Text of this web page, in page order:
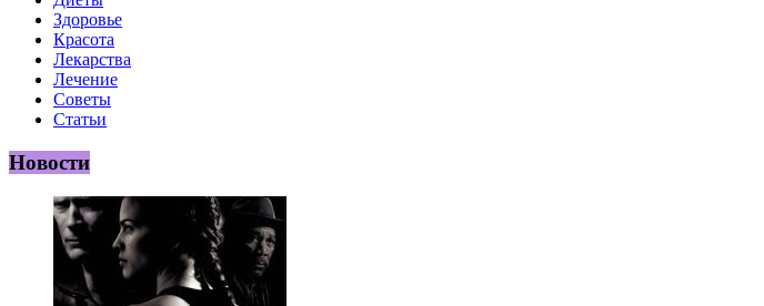
Здоровье
Красота
Лекарства
Лечение
Советы
Статьи
Новости